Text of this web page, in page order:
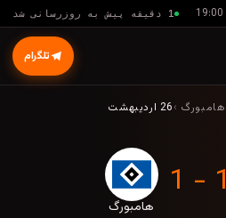
19:00 1 دقیقه پیش به روزرسانی شد
تلگرام
›26 اردیبهشت
1 - 1
هامبورگ